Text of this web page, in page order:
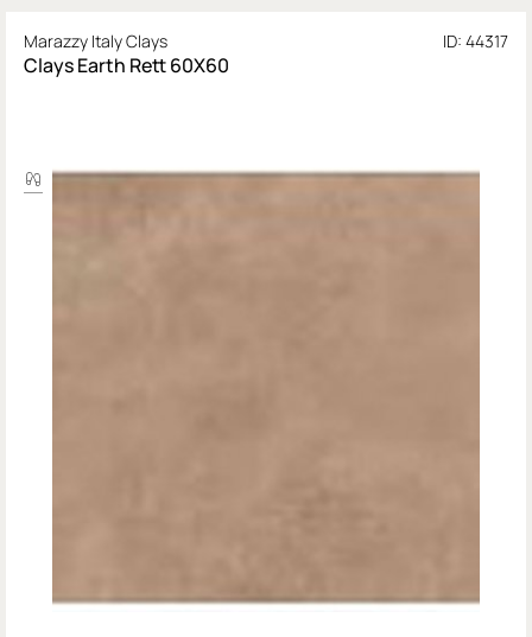
Marazzy Italy Clays ID: 44317
Clays Earth Rett 60X60